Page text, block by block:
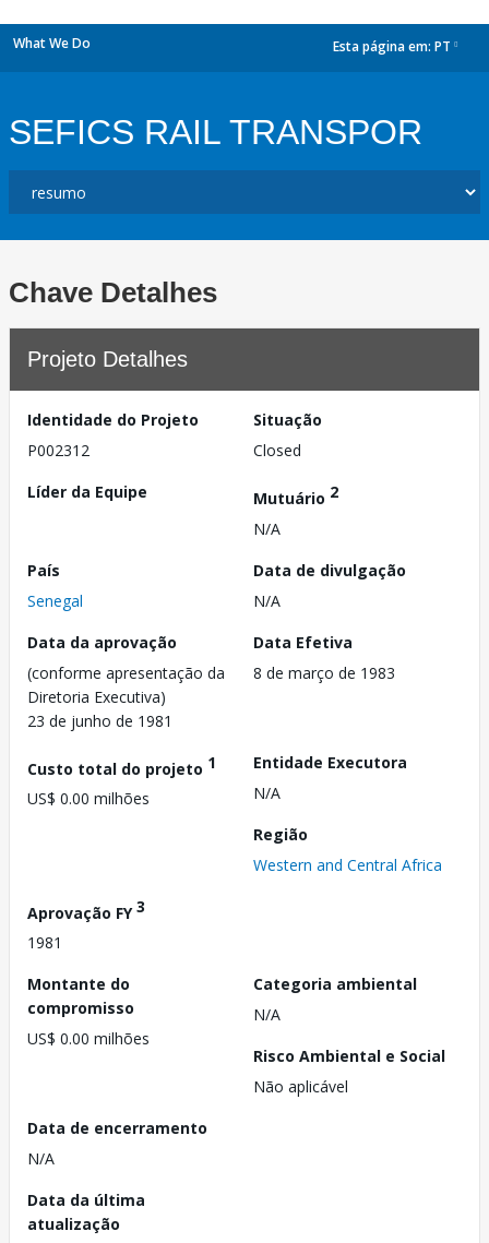
What We Do Esta página em: PT
SEFICS RAIL TRANSPOR
Chave Detalhes
Projeto Detalhes
Identidade do Projeto
P002312
Situação
Closed
Líder da Equipe
Mutuário 2
N/A
País
Senegal
Data de divulgação
N/A
Data da aprovação
(conforme apresentação da
Diretoria Executiva)
23 de junho de 1981
Data Efetiva
8 de março de 1983
Custo total do projeto 1
US$ 0.00 milhões
Entidade Executora
N/A
Região
Western and Central Africa
Aprovação FY3
1981
Montante do
compromisso
US$ 0.00 milhões
Categoria ambiental
N/A
Risco Ambiental e Social
Não aplicável
Data de encerramento
N/A
Data da última
atualização